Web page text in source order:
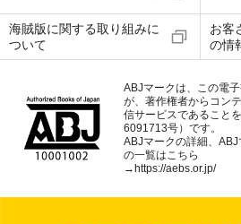
海賊版に関する取り組みに
ついて
お客
の情
ABJマークは、この電
が、著作権者からコン
信サービスであること
6091713号）です。
ABJマークの詳細、
の一覧はこちら
→ https://aebs.or.jp/